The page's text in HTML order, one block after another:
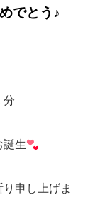
でとう♪
分
生
申し上げま